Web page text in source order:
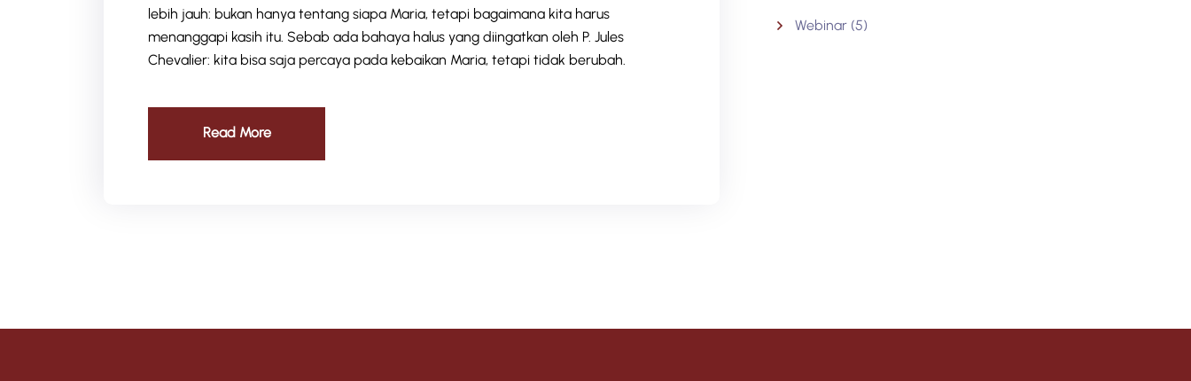
lebih jauh: bukan hanya tentang siapa Maria, tetapi bagaimana kita harus
menanggapi kasih itu. Sebab ada bahaya halus yang diingatkan oleh P. Jules
Chevalier: kita bisa saja percaya pada kebaikan Maria, tetapi tidak berubah.
Read More
Webinar (5)